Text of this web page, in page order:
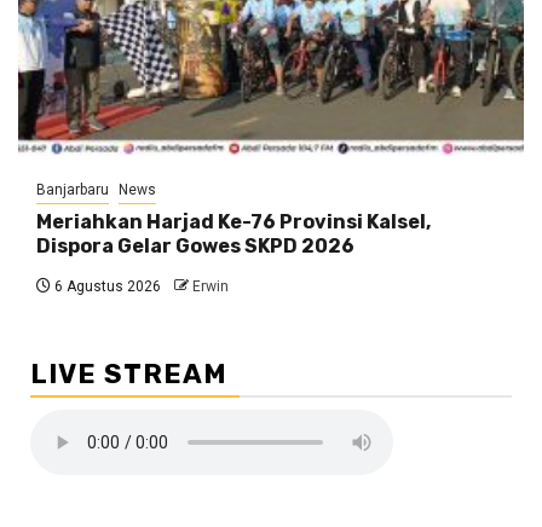
Banjarbaru News
Meriahkan Harjad Ke-76 Provinsi Kalsel,
Dispora Gelar Gowes SKPD 2026
6 Agustus 2026 Erwin
LIVE STREAM